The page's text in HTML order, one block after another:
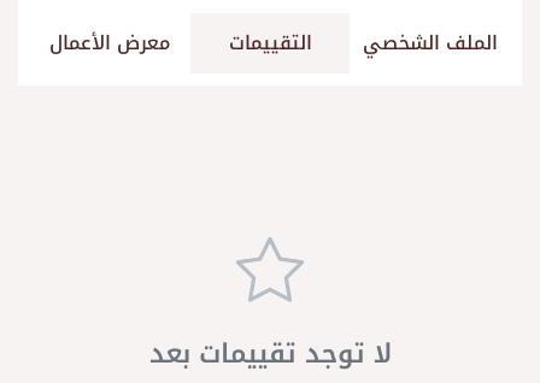
الملف الشخصي التقييمات معرض الأعمال
لا توجد تقييمات بعد